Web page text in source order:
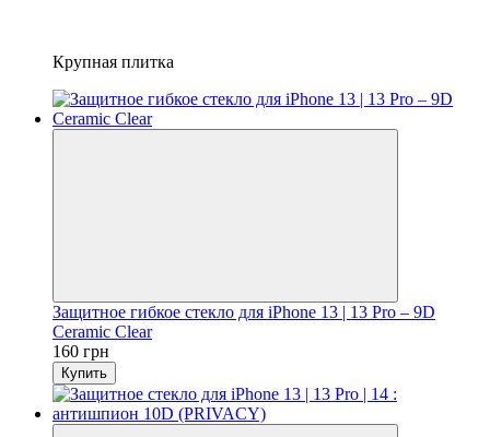
Крупная плитка
Защитное гибкое стекло для iPhone 13 | 13 Pro – 9D
Ceramic Clear
160 грн
Купить